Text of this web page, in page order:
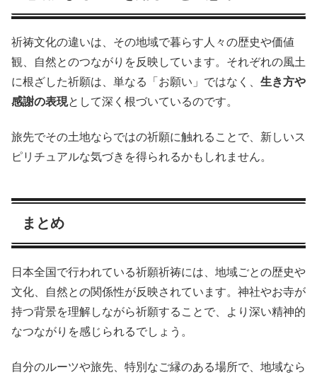
祈祷文化の違いは、その地域で暮らす人々の歴史や価値
観、自然とのつながりを反映しています。それぞれの風土
に根ざした祈願は、単なる「お願い」ではなく、 生き方や
感謝の表現として深く根づいているのです。
旅先でその土地ならではの祈願に触れることで、新しいス
ピリチュアルな気づきを得られるかもしれません。
まとめ
日本全国で行われている祈願祈祷には、地域ごとの歴史や
文化、自然との関係性が反映されています。神社やお寺が
持つ背景を理解しながら祈願することで、より深い精神的
なつながりを感じられるでしょう。
自分のルーツや旅先、特別なご縁のある場所で、地域なら